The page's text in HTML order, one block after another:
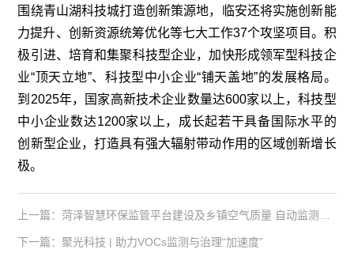
围绕青山湖科技城打造创新策源地，临安还将实施创新能
力提升、创新资源统筹优化等七大工作37个攻坚项目。积
极引进、培育和集聚科技型企业，加快形成领军型科技企
业“顶天立地”、科技型中小企业“铺天盖地”的发展格局。
到2025年，国家高新技术企业数量达600家以上，科技型
中小企业数达1200家以上，成长起若干具备国际水平的
创新型企业，打造具有强大辐射带动作用的区域创新增长
极。
下一篇：聚光科技 | 助力VOCs监测与治理“加速度”